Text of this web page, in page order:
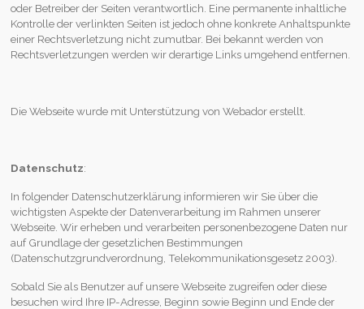
oder Betreiber der Seiten verantwortlich. Eine permanente inhaltliche
Kontrolle der verlinkten Seiten ist jedoch ohne konkrete Anhaltspunkte
einer Rechtsverletzung nicht zumutbar. Bei bekannt werden von
Rechtsverletzungen werden wir derartige Links umgehend entfernen.
Die Webseite wurde mit Unterstützung von Webador erstellt.
Datenschutz:
In folgender Datenschutzerklärung informieren wir Sie über die
wichtigsten Aspekte der Datenverarbeitung im Rahmen unserer
Webseite. Wir erheben und verarbeiten personenbezogene Daten nur
auf Grundlage der gesetzlichen Bestimmungen
(Datenschutzgrundverordnung, Telekommunikationsgesetz 2003).
Sobald Sie als Benutzer auf unsere Webseite zugreifen oder diese
besuchen wird Ihre IP-Adresse, Beginn sowie Beginn und Ende der